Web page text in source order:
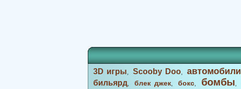
3D игры,Scooby Doo,автомобили
бильярд,блек джек,бокс, бомбы,